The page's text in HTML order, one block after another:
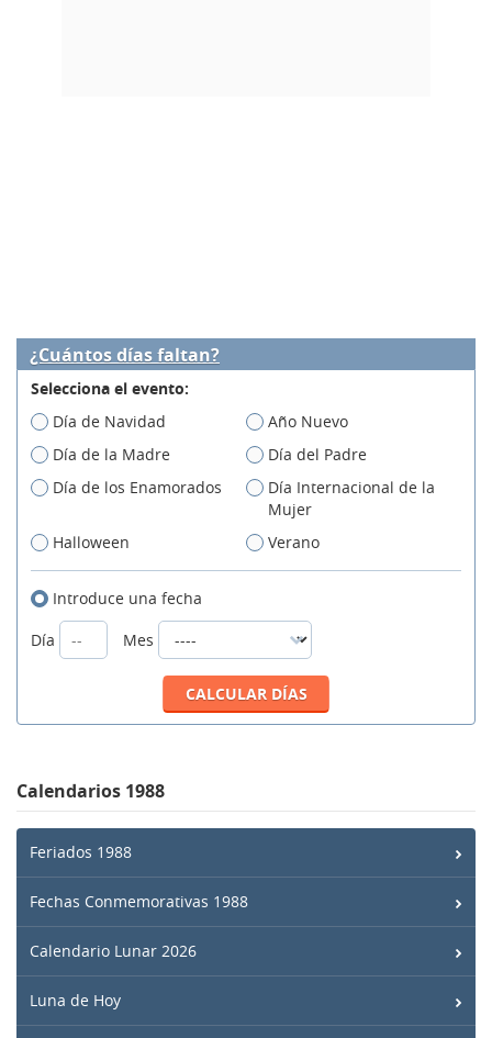
¿Cuántos días faltan?
Selecciona el evento:
Día de Navidad
Año Nuevo
Día de la Madre
Día del Padre
Día de los Enamorados
Día Internacional de la
Mujer
Halloween
Verano
Introduce una fecha
Día
Mes
Calendarios 1988
Feriados 1988
Fechas Conmemorativas 1988
Calendario Lunar 2026
Luna de Hoy